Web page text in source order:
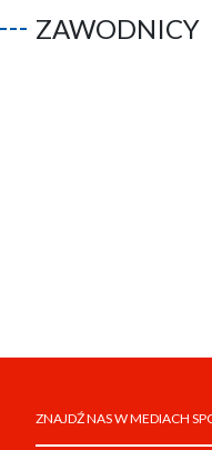
ZAWODNICY
ZNAJDŹ NAS W MEDIACH